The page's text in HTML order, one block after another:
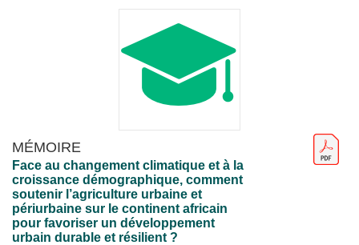
MÉMOIRE
Face au changement climatique et à la
croissance démographique, comment
soutenir l’agriculture urbaine et
périurbaine sur le continent africain
pour favoriser un développement
urbain durable et résilient ?